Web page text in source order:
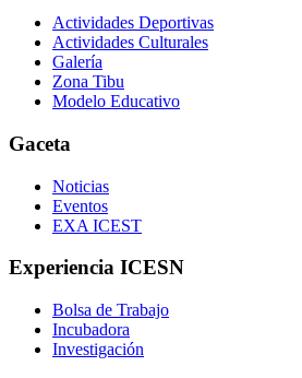
Actividades Deportivas
Actividades Culturales
Galería
Zona Tibu
Modelo Educativo
Gaceta
Noticias
Eventos
EXA ICEST
Experiencia ICESN
Bolsa de Trabajo
Incubadora
Investigación